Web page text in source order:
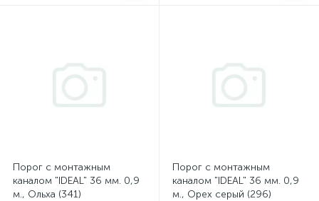
Порог с монтажным
каналом "IDEAL" 36 мм. 0,9
м., Ольха (341)
Порог с монтажным
каналом "IDEAL" 36 мм. 0,9
м., Орех серый (296)